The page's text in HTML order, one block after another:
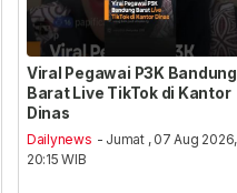
Viral Pegawai P3K Bandung
Barat Live TikTok di Kantor
Dinas
Dailynews - Jumat , 07 Aug 2026,
20:15 WIB